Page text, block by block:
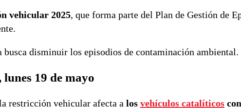
vehicular 2025, que forma parte del Plan de Gestión de
busca disminuir los episodios de contaminación ambiental.
19 de mayo
restricción vehicular afecta a los vehículos catalíticos